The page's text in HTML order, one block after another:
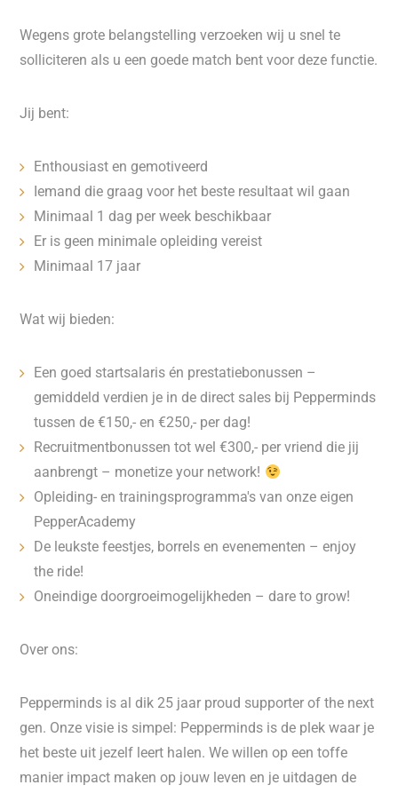
Wegens grote belangstelling verzoeken wij u snel te
solliciteren als u een goede match bent voor deze functie.
Jij bent:
Enthousiast en gemotiveerd
Iemand die graag voor het beste resultaat wil gaan
Minimaal 1 dag per week beschikbaar
Er is geen minimale opleiding vereist
Minimaal 17 jaar
Wat wij bieden:
Een goed startsalaris én prestatiebonussen –
gemiddeld verdien je in de direct sales bij Pepperminds
tussen de €150,- en €250,- per dag!
Recruitmentbonussen tot wel €300,- per vriend die jij
aanbrengt – monetize your network!
Opleiding- en trainingsprogramma's van onze eigen
PepperAcademy
De leukste feestjes, borrels en evenementen – enjoy
the ride!
Oneindige doorgroeimogelijkheden – dare to grow!
Over ons:
Pepperminds is al dik 25 jaar proud supporter of the next
gen. Onze visie is simpel: Pepperminds is de plek waar je
het beste uit jezelf leert halen. We willen op een toffe
manier impact maken op jouw leven en je uitdagen de